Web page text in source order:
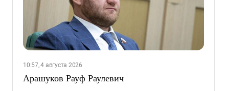
10:57, 4 августа 2026
Арашуков Рауф Раулевич